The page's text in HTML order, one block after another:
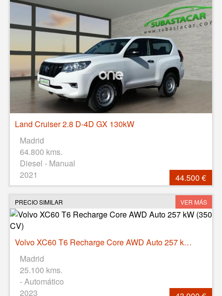
Land Cruiser 2.8 D-4D GX 130kW
Madrid
64.800 kms.
Diesel - Manual
2021
44.500 €
PRECIO SIMILAR VER MÁS
Volvo XC60 T6 Recharge Core AWD Auto 257 kW (350 CV)
Madrid
25.100 kms.
- Automático
2023